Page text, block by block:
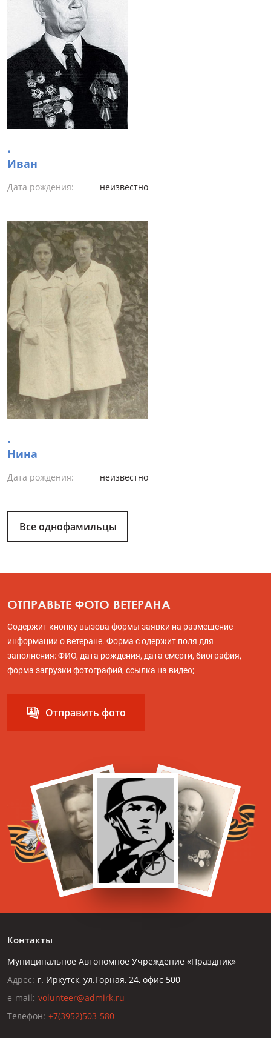
.
Иван
Дата рождения: неизвестно
.
Нина
Дата рождения: неизвестно
Все однофамильцы
ОТПРАВЬТЕ ФОТО ВЕТЕРАНА
Содержит кнопку вызова формы заявки на размещение
информации о ветеране. Форма с одержит поля для
заполнения: ФИО, дата рождения, дата смерти, биография,
форма загрузки фотографий, ссылка на видео;
Отправить фото
Контакты
Муниципальное Автономное Учреждение «Праздник»
Адрес: г. Иркутск, ул.Горная, 24, офис 500
e-mail: volunteer@admirk.ru
Телефон: +7(3952)503-580